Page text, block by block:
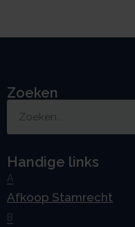
Zoeken
Handige links
A
Afkoop Stamrecht
B